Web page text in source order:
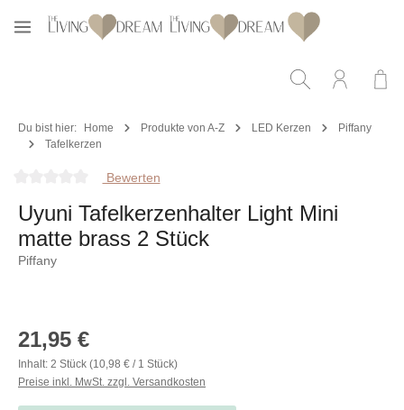
Zum Hauptinhalt springen
Du bist hier: Home Produkte von A-Z LED Kerzen
Piffany
Tafelkerzen
Bewerten
Uyuni Tafelkerzenhalter Light Mini
matte brass 2 Stück
Piffany
Regulärer Preis:
21,95 €
Inhalt: 2 Stück (10,98 € / 1 Stück)
Preise inkl. MwSt. zzgl. Versandkosten